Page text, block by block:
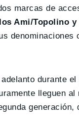
marcas de
Ami/Topolino y
durante
lleguen